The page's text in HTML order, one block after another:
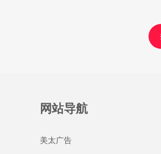
网站导航
美太广告